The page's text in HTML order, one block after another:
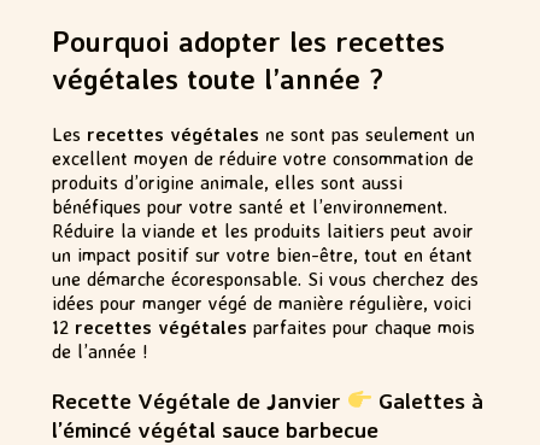
Pourquoi adopter les recettes
végétales toute l’année ?
Les recettes végétales ne sont pas seulement un
excellent moyen de réduire votre consommation de
produits d’origine animale, elles sont aussi
bénéfiques pour votre santé et l’environnement.
Réduire la viande et les produits laitiers peut avoir
un impact positif sur votre bien-être, tout en étant
une démarche écoresponsable. Si vous cherchez des
idées pour manger végé de manière régulière, voici
12 recettes végétales parfaites pour chaque mois
de l’année !
Recette Végétale de Janvier
Galettes à
l’émincé végétal sauce barbecue